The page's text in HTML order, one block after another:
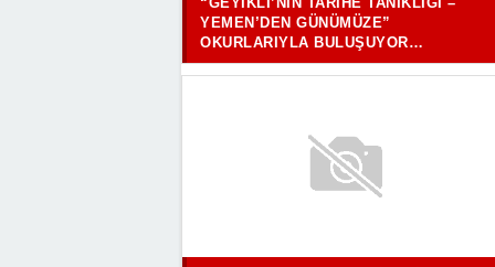
YEMEN’DEN GÜNÜMÜZE”
OKURLARIYLA BULUŞUYOR…